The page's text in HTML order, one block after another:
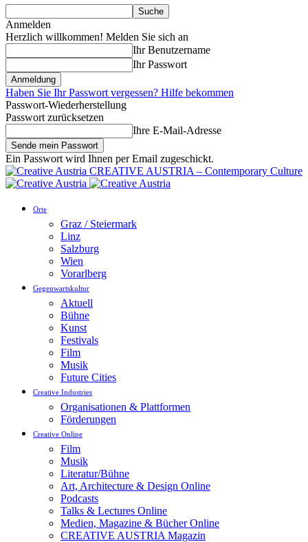
Anmelden
Herzlich willkommen! Melden Sie sich an
Ihr Benutzername
Ihr Passwort
Haben Sie Ihr Passwort vergessen? Hilfe bekommen
Passwort-Wiederherstellung
Passwort zurücksetzen
Ihre E-Mail-Adresse
Ein Passwort wird Ihnen per Email zugeschickt.
CREATIVE AUSTRIA – Contemporary Culture
Orte
Graz / Steiermark
Linz
Salzburg
Wien
Vorarlberg
Gegenwartskultur
Aktuell
Bühne
Kunst
Festivals
Film
Musik
Future Cities
Creative Industries
Organisationen & Plattformen
Förderungen
Creative Online
Film
Musik
Literatur/Bühne
Art, Architecture & Design Online
Podcasts
Talks & Lectures Online
Medien, Magazine & Bücher Online
CREATIVE AUSTRIA Magazin